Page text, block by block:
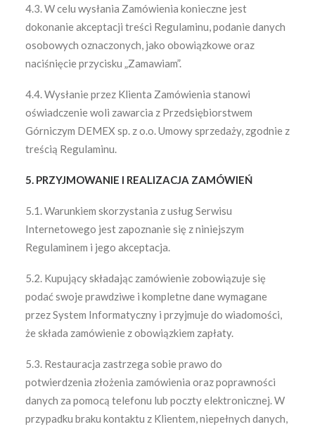
4.3. W celu wysłania Zamówienia konieczne jest
dokonanie akceptacji treści Regulaminu, podanie danych
osobowych oznaczonych, jako obowiązkowe oraz
naciśnięcie przycisku „Zamawiam”.
4.4. Wysłanie przez Klienta Zamówienia stanowi
oświadczenie woli zawarcia z Przedsiębiorstwem
Górniczym DEMEX sp. z o.o. Umowy sprzedaży, zgodnie z
treścią Regulaminu.
5. PRZYJMOWANIE I REALIZACJA ZAMÓWIEŃ
5.1. Warunkiem skorzystania z usług Serwisu
Internetowego jest zapoznanie się z niniejszym
Regulaminem i jego akceptacja.
5.2. Kupujący składając zamówienie zobowiązuje się
podać swoje prawdziwe i kompletne dane wymagane
przez System Informatyczny i przyjmuje do wiadomości,
że składa zamówienie z obowiązkiem zapłaty.
5.3. Restauracja zastrzega sobie prawo do
potwierdzenia złożenia zamówienia oraz poprawności
danych za pomocą telefonu lub poczty elektronicznej. W
przypadku braku kontaktu z Klientem, niepełnych danych,